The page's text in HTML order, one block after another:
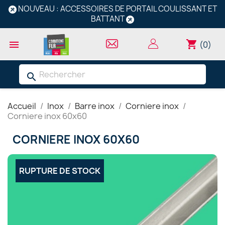
NOUVEAU : ACCESSOIRES DE PORTAIL COULISSANT ET
BATTANT
 shopping_cart (0)
search
Accueil Inox Barre inox
Corniere inox
Corniere inox 60x60
CORNIERE INOX 60X60
RUPTURE DE STOCK